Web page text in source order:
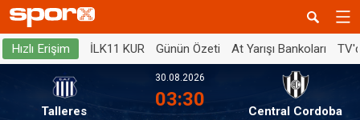
Hızlı Erişim İLK11 KUR Günün Özeti At Yarışı Bankoları
Talleres
30.08.2026
03:30
Central Cordoba